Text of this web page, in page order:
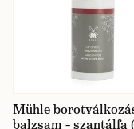
Mühle
balzsam – szantálfa